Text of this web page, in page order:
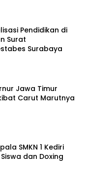
Pendidikan di
Surat
Surabaya
Carut Marutnya
SMKN 1 Kediri
dan Doxing